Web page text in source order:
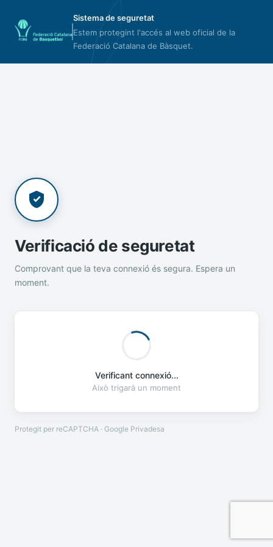
Sistema de seguretat
Estem protegint l'accés al web oficial de la
Federació Catalana de Bàsquet.
Verificació de seguretat
Comprovant que la teva connexió és segura. Espera un
moment.
Verificant connexió...
Això trigarà un moment
Protegit per reCAPTCHA · Google Privadesa